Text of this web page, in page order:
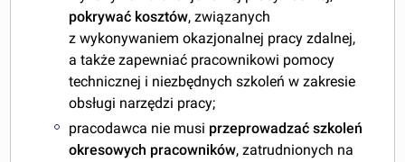
pokrywać kosztów, związanych
z wykonywaniem okazjonalnej pracy zdalnej,
a także zapewniać pracownikowi pomocy
technicznej i niezbędnych szkoleń w zakresie
obsługi narzędzi pracy;
pracodawca nie musi przeprowadzać szkoleń
okresowych pracowników, zatrudnionych na